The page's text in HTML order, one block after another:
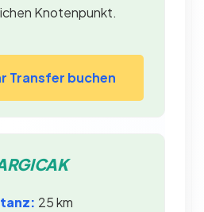
Knotenpunkt.
Transfer buchen
25 km